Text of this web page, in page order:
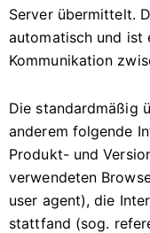
Server übermittelt.
automatisch und ist
Kommunikation
Die standardmäßig
anderem folgende
Produkt- und
verwendeten
user agent), die
stattfand (sog.